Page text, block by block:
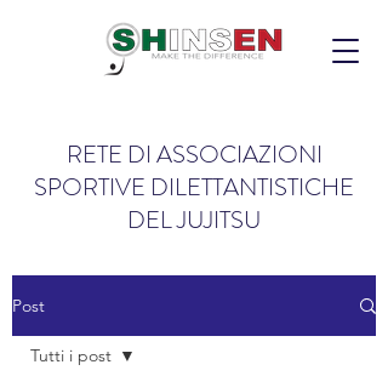
RETE DI ASSOCIAZIONI
SPORTIVE DILETTANTISTICHE
DEL JUJITSU
Post
Tutti i post